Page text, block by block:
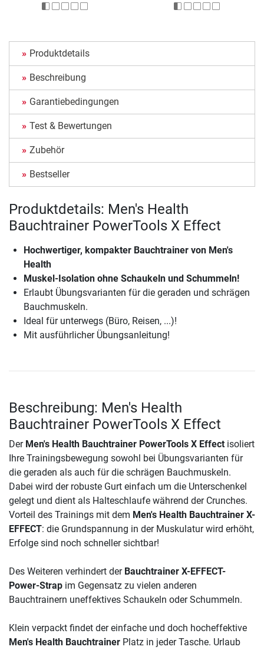
Produktdetails
Beschreibung
Garantiebedingungen
Test & Bewertungen
Zubehör
Bestseller
Produktdetails: Men's Health
Bauchtrainer PowerTools X Effect
Hochwertiger, kompakter Bauchtrainer von Men's
Health
Muskel-Isolation ohne Schaukeln und Schummeln!
Erlaubt Übungsvarianten für die geraden und schrägen
Bauchmuskeln.
Ideal für unterwegs (Büro, Reisen, ...)!
Mit ausführlicher Übungsanleitung!
Beschreibung: Men's Health
Bauchtrainer PowerTools X Effect
Der Men's Health Bauchtrainer PowerTools X Effect isoliert
Ihre Trainingsbewegung sowohl bei Übungsvarianten für
die geraden als auch für die schrägen Bauchmuskeln.
Dabei wird der robuste Gurt einfach um die Unterschenkel
gelegt und dient als Halteschlaufe während der Crunches.
Vorteil des Trainings mit dem Men's Health Bauchtrainer X-
EFFECT: die Grundspannung in der Muskulatur wird erhöht,
Erfolge sind noch schneller sichtbar!
Des Weiteren verhindert der Bauchtrainer X-EFFECT-
Power-Strap im Gegensatz zu vielen anderen
Bauchtrainern uneffektives Schaukeln oder Schummeln.
Klein verpackt findet der einfache und doch hocheffektive
Men's Health Bauchtrainer Platz in jeder Tasche. Urlaub